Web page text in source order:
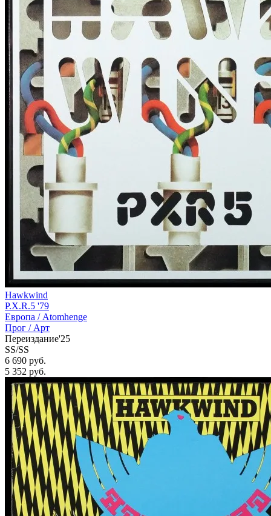
Hawkwind
P.X.R.5 '79
Европа / Atomhenge
Прог / Арт
Переиздание'25
SS/SS
6 690 руб.
5 352 руб.